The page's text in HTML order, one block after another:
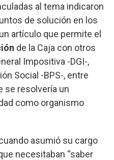
al tema indicaron
de solución en los
artículo que permite el
de la Caja con otros
Impositiva -DGI-,
Social -BPS-, entre
se resolvería un
como organismo
asumió su cargo
necesitaban “saber